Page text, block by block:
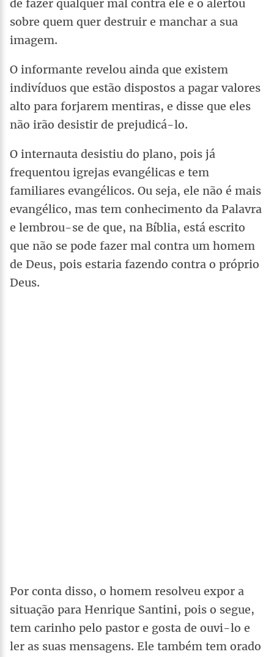
de fazer qualquer mal contra ele e o alertou
sobre quem quer destruir e manchar a sua
imagem.
O informante revelou ainda que existem
indivíduos que estão dispostos a pagar valores
alto para forjarem mentiras, e disse que eles
não irão desistir de prejudicá-lo.
O internauta desistiu do plano, pois já
frequentou igrejas evangélicas e tem
familiares evangélicos. Ou seja, ele não é mais
evangélico, mas tem conhecimento da Palavra
e lembrou-se de que, na Bíblia, está escrito
que não se pode fazer mal contra um homem
de Deus, pois estaria fazendo contra o próprio
Deus.
Por conta disso, o homem resolveu expor a
situação para Henrique Santini, pois o segue,
tem carinho pelo pastor e gosta de ouvi-lo e
ler as suas mensagens. Ele também tem orado